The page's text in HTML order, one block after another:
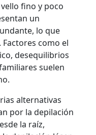
fino y poco
un
lo que
como el
desequilibrios
suelen
alternativas
por la depilación
la raíz,